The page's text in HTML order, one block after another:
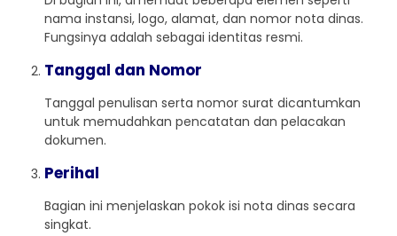
nama instansi, logo, alamat, dan nomor nota dinas.
Fungsinya adalah sebagai identitas resmi.
Tanggal dan Nomor
Tanggal penulisan serta nomor surat dicantumkan
untuk memudahkan pencatatan dan pelacakan
dokumen.
Perihal
Bagian ini menjelaskan pokok isi nota dinas secara
singkat.